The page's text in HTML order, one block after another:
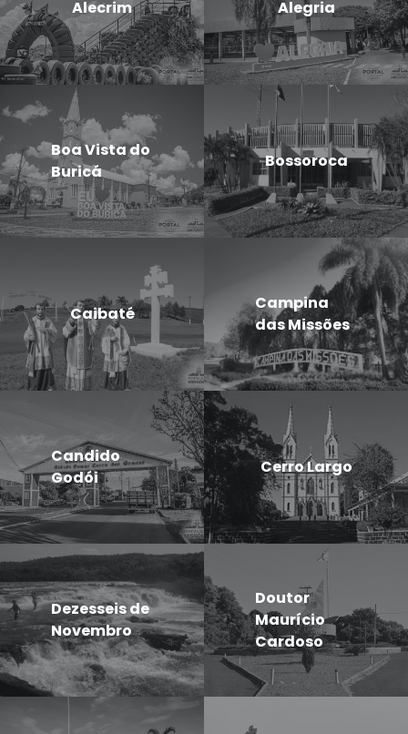
Alecrim Alegria
Boa Vista do
Buricá
Bossoroca
Caibaté
Campina
das Missões
Candido
Godói
Cerro Largo
Dezesseis de
Novembro
Doutor
Maurício
Cardoso